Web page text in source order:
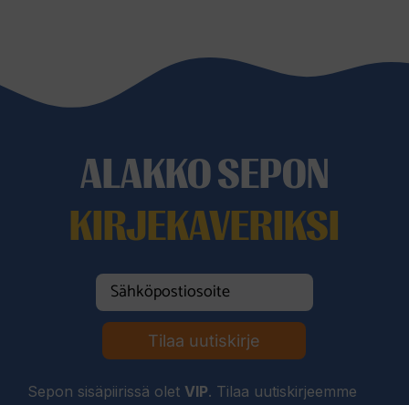
ALAKKO SEPON
KIRJEKAVERIKSI
Tilaa uutiskirje
Sepon sisäpiirissä olet VIP. Tilaa uutiskirjeemme